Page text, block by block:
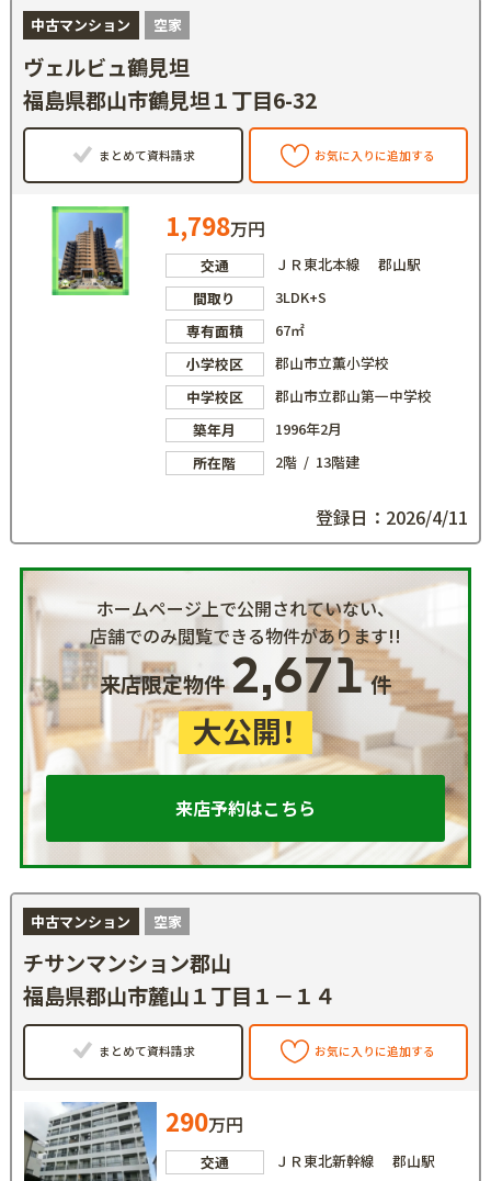
中古マンション 空家
ヴェルビュ鶴見坦
福島県郡山市鶴見坦１丁目6-32
まとめて資料請求 お気に入りに追加する
1,798万円
交通
ＪＲ東北本線 郡山駅
間取り
3LDK+S
専有面積
67㎡
小学校区
郡山市立薫小学校
中学校区
郡山市立郡山第一中学校
築年月
1996年2月
所在階
2階 / 13階建
登録日：2026/4/11
ホームページ上で公開されていない、
店舗でのみ閲覧できる物件があります!!
来店限定物件2,671件
大公開！
来店予約はこちら
中古マンション 空家
チサンマンション郡山
福島県郡山市麓山１丁目１－１４
まとめて資料請求 お気に入りに追加する
290万円
交通
ＪＲ東北新幹線 郡山駅